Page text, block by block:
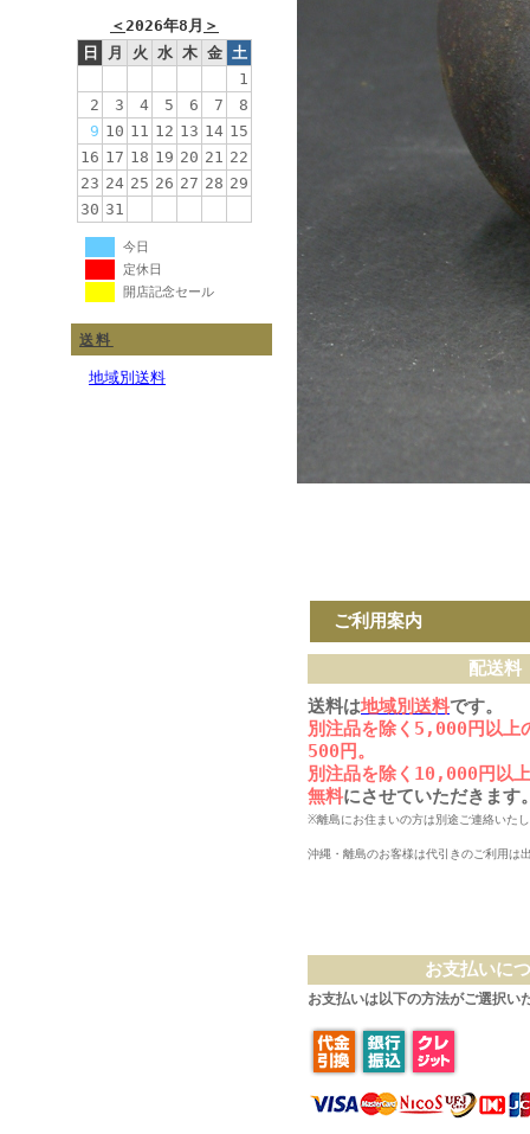
＜2026年8月 ＞
日
月 火 水 木 金 土
1
2
3 4 5 6 7
8
9 10 11 12 13 14 15
16 17 18 19 20 21 22
23 24 25 26 27 28 29
30 31
今日
定休日
開店記念セール
送料
地域別送料
ご利用案内
配送料
送料は地域別送料です。
別注品を除く5,000円以上
500円。
別注品を除く10,000円以
無料にさせていただきます
※離島にお住まいの方は別途ご連絡いた
沖縄・離島のお客様は代引きのご利用は
お支払いに
お支払いは以下の方法がご選択い